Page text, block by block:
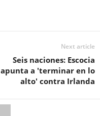
Next article
Seis naciones: Escocia
apunta a 'terminar en lo
alto' contra Irlanda